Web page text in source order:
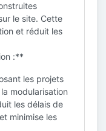
le site. Cette
et réduit les
:**
les projets
modularisation
les délais de
minimise les